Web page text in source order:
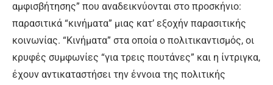
αμφισβήτησης” που αναδεικνύονται στο προσκήνιο:
παρασιτικά “κινήματα” μιας κατ’ εξοχήν παρασιτικής
κοινωνίας. “Κινήματα” στα οποία ο πολιτικαντισμός, οι
κρυφές συμφωνίες “για τρεις πουτάνες” και η ίντριγκα,
έχουν αντικαταστήσει την έννοια της πολιτικής